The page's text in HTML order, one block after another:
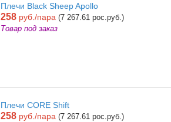
Плечи Black Sheep Apollo
258 руб./пара (7 267.61 рос.руб.)
Товар под заказ
Плечи CORE Shift
258 руб./пара (7 267.61 рос.руб.)